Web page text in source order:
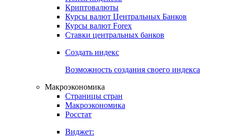
Получить доступ
Индикаторы рынка
Поиск индексов
Курсы валют Центральных Банков
Ставки центральных банков
Создать индекс
Возможность создания своего индекса
Страницы стран